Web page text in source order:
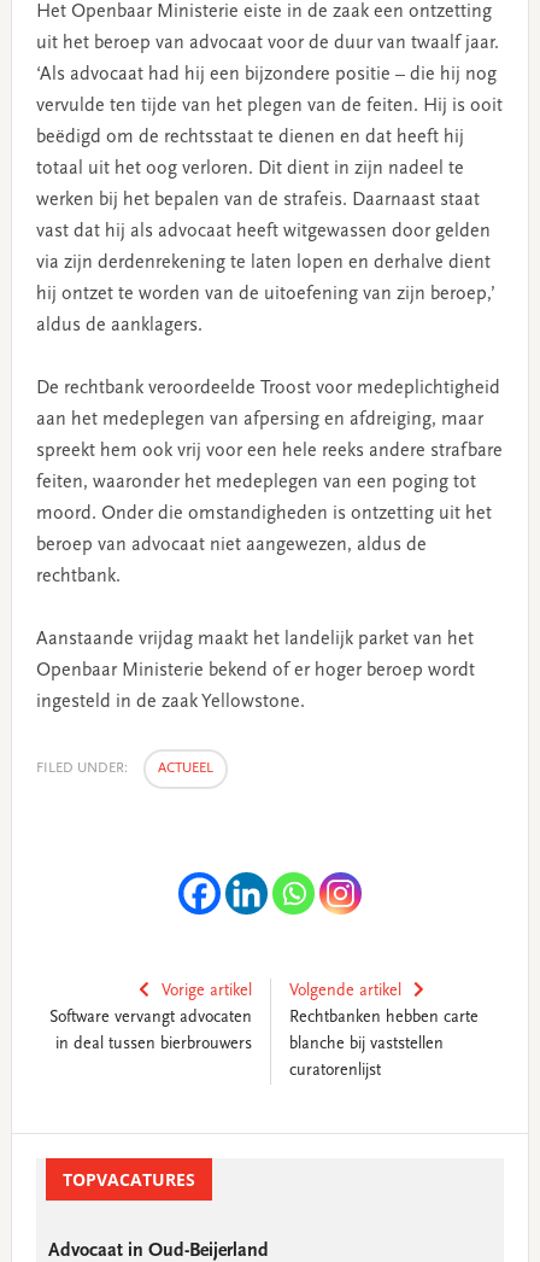
Het Openbaar Ministerie eiste in de zaak een ontzetting
uit het beroep van advocaat voor de duur van twaalf jaar.
‘Als advocaat had hij een bijzondere positie – die hij nog
vervulde ten tijde van het plegen van de feiten. Hij is ooit
beëdigd om de rechtsstaat te dienen en dat heeft hij
totaal uit het oog verloren. Dit dient in zijn nadeel te
werken bij het bepalen van de strafeis. Daarnaast staat
vast dat hij als advocaat heeft witgewassen door gelden
via zijn derdenrekening te laten lopen en derhalve dient
hij ontzet te worden van de uitoefening van zijn beroep,’
aldus de aanklagers.
De rechtbank veroordeelde Troost voor medeplichtigheid
aan het medeplegen van afpersing en afdreiging, maar
spreekt hem ook vrij voor een hele reeks andere strafbare
feiten, waaronder het medeplegen van een poging tot
moord. Onder die omstandigheden is ontzetting uit het
beroep van advocaat niet aangewezen, aldus de
rechtbank.
Aanstaande vrijdag maakt het landelijk parket van het
Openbaar Ministerie bekend of er hoger beroep wordt
ingesteld in de zaak Yellowstone.
FILED UNDER: ACTUEEL
Vorige artikel
Software vervangt advocaten
in deal tussen bierbrouwers
Volgende artikel
Rechtbanken hebben carte
blanche bij vaststellen
curatorenlijst
SidebarTOPVACATURES
Advocaat in Oud-Beijerland